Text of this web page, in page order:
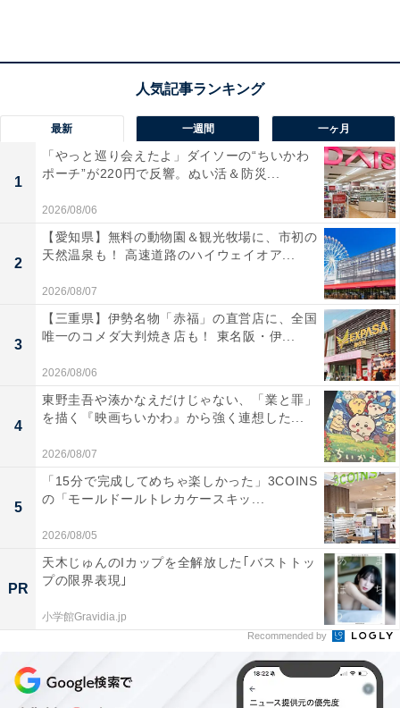
存分に堪能できるのが魅力です。
宿泊者からは「何より部屋のテラス、最上階ラウンジ、
露天風呂とも紀淡海峡から大阪湾を見渡す雄大な眺望に
感動しました」「夕食も大パノラマで海が見えるレスト
ランでコースのおいしいお料理が出てきて大満足」とい
う声があがっています。開放感あふれる多彩な温泉施設
で湯巡りを楽しみたい人や、全室オーシャンビューの客
室で島の豊かな恵みを感じたい人におすすめの宿です。
あわせて読みたい
【兵庫県の人気ホテル】「有馬温泉 兵衛向陽
閣」が選ばれる理由
最新 一週間 一ヶ月
1
「やっと巡り会えたよ」ダイソーの“ちいかわ
ポーチ”が220円で反響。ぬい活＆防災...
2026/08/06
2
【愛知県】無料の動物園＆観光牧場に、市初の
天然温泉も！ 高速道路のハイウェイオア...
2026/08/07
3
【三重県】伊勢名物「赤福」の直営店に、全国
唯一のコメダ大判焼き店も！ 東名阪・伊...
2026/08/06
4
東野圭吾や湊かなえだけじゃない、「業と罪」
を描く『映画ちいかわ』から強く連想した...
2026/08/07
5
「15分で完成してめちゃ楽しかった」3COINS
の「モールドールトレカケースキッ...
2026/08/05
PR
天木じゅんのIカップを全解放した｢バストトッ
プの限界表現｣
小学館Gravidia.jp
Recommended by